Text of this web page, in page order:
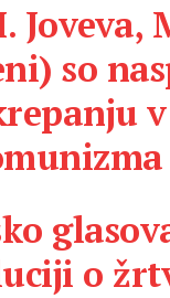
Joveva,
so
o